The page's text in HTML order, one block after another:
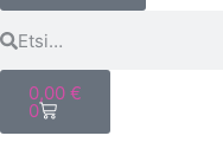
0,00 €
0